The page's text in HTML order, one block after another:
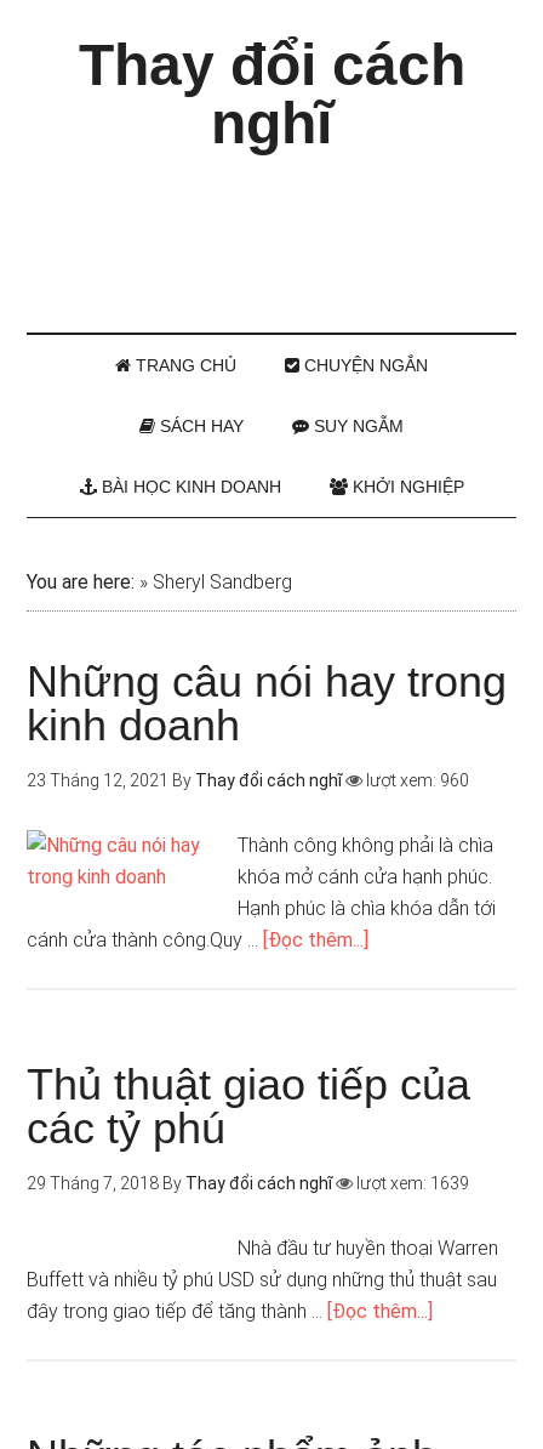
Thay đổi cách
nghĩ
TRANG CHỦ CHUYỆN NGẮN
SÁCH HAY SUY NGẪM
BÀI HỌC KINH DOANH KHỞI NGHIỆP
You are here: » Sheryl Sandberg
Những câu nói hay trong
kinh doanh
23 Tháng 12, 2021 By Thay đổi cách nghĩ lượt xem: 960
Thành công không phải là chìa
khóa mở cánh cửa hạnh phúc.
Hạnh phúc là chìa khóa dẫn tới
cánh cửa thành công.Quy … [Đọc thêm...]
Thủ thuật giao tiếp của
các tỷ phú
29 Tháng 7, 2018 By Thay đổi cách nghĩ lượt xem: 1639
Nhà đầu tư huyền thoại Warren
Buffett và nhiều tỷ phú USD sử dụng những thủ thuật sau
đây trong giao tiếp để tăng thành … [Đọc thêm...]